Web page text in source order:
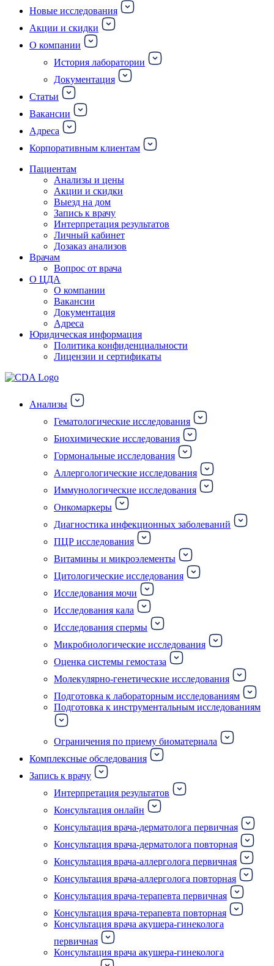
Новые исследования
Акции и скидки
О компании
История лаборатории
Документация
Статьи
Вакансии
Адреса
Корпоративным клиентам
Пациентам
Анализы и цены
Акции и скидки
Выезд на дом
Запись к врачу
Интерпретация результатов
Личный кабинет
Дозаказ анализов
Врачам
Вопрос от врача
О ЦДА
О компании
Вакансии
Документация
Адреса
Юридическая информация
Политика конфиденциальности
Лицензии и сертификаты
Анализы
Гематологические исследования
Биохимические исследования
Гормональные исследования
Аллергологические исследования
Иммунологические исследования
Онкомаркеры
Диагностика инфекционных заболеваний
ПЦР исследования
Витамины и микроэлементы
Цитологические исследования
Исследования мочи
Исследования кала
Исследования спермы
Микробиологические исследования
Оценка системы гемостаза
Молекулярно-генетические исследования
Подготовка к лабораторным исследованиям
Подготовка к инструментальным исследованиям
Ограничения по приему биоматериала
Комплексные обследования
Запись к врачу
Интерпретация результатов
Консультация онлайн
Консультация врача-дерматолога первичная
Консультация врача-дерматолога повторная
Консультация врача-аллерголога первичная
Консультация врача-аллерголога повторная
Консультация врача-терапевта первичная
Консультация врача-терапевта повторная
Консультация врача акушера-гинеколога
первичная
Консультация врача акушера-гинеколога